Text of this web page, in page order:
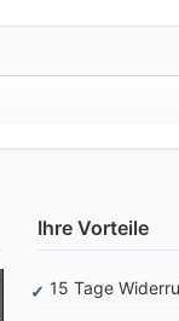
Ihre Vorteile
15 Tage